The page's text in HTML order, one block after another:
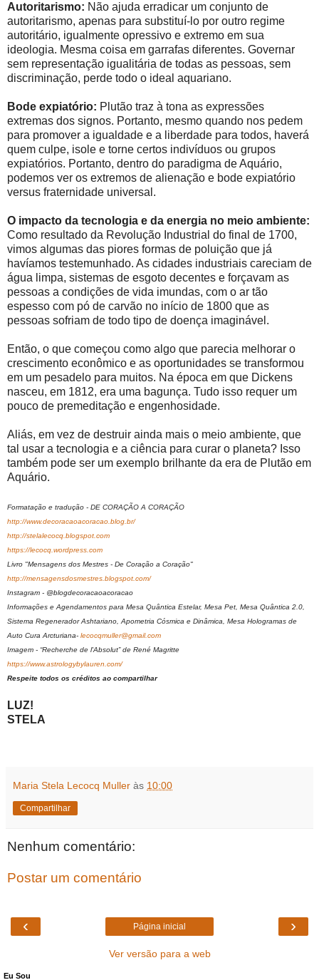
Autoritarismo: Não ajuda erradicar um conjunto de
autoritarismo, apenas para substituí-lo por outro regime
autoritário, igualmente opressivo e extremo em sua
ideologia. Mesma coisa em garrafas diferentes. Governar
sem representação igualitária de todas as pessoas, sem
discriminação, perde todo o ideal aquariano.
Bode expiatório: Plutão traz à tona as expressões
extremas dos signos. Portanto, mesmo quando nos pedem
para promover a igualdade e a liberdade para todos, haverá
quem culpe, isole e torne certos indivíduos ou grupos
expiatórios. Portanto, dentro do paradigma de Aquário,
podemos ver os extremos de alienação e bode expiatório
versus fraternidade universal.
O impacto da tecnologia e da energia no meio ambiente:
Como resultado da Revolução Industrial do final de 1700,
vimos algumas das piores formas de poluição que já
havíamos testemunhado. As cidades industriais careciam de
água limpa, sistemas de esgoto decentes e forçavam as
pessoas a condições de vida imundas, com o ar tão
espesso com pó de carvão no início de 1800 que as
pessoas sofriam de todo tipo de doença imaginável.
Então, o que começou como algo que parecia melhorar o
crescimento econômico e as oportunidades se transformou
em um pesadelo para muitos. Na época em que Dickens
nasceu, em 1812, era uma bagunça. Tudo isso requer um
pouco de premeditação e engenhosidade.
Aliás, em vez de destruir ainda mais o meio ambiente, que
tal usar a tecnologia e a ciência para curar o planeta? Isso
também pode ser um exemplo brilhante da era de Plutão em
Aquário.
Formatação e tradução - DE CORAÇÃO A CORAÇÃO
http://www.decoracaoacoracao.blog.br/
http://stelalecocq.blogspot.com
https://lecocq.wordpress.com
Livro "Mensagens dos Mestres - De Coração a Coração"
http://mensagensdosmestres.blogspot.com/
Instagram - @blogdecoracaoacoracao
Informações e Agendamentos para Mesa Quântica Estelar, Mesa Pet, Mesa Quântica 2.0,
Sistema Regenerador Ashtariano, Apometria Cósmica e Dinâmica, Mesa Hologramas de
Auto Cura Arcturiana- lecocqmuller@gmail.com
Imagem - “Recherche de l'Absolut” de René Magritte
https://www.astrologybylauren.com/
Respeite todos os créditos ao compartilhar
LUZ!
STELA
Maria Stela Lecocq Muller às 10:00
Compartilhar
Nenhum comentário:
Postar um comentário
‹ ›
Página inicial
Ver versão para a web
Eu Sou